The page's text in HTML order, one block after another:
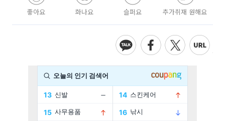
좋아요 화나요 슬퍼요 추가취재 원해요